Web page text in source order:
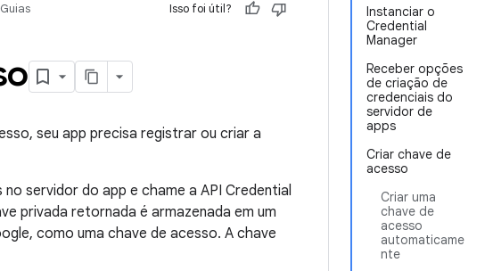
Instanciar o
Credential
Manager
Receber opções
de criação de
credenciais do
servidor de
apps
Criar chave de
acesso
Criar uma
chave de
acesso
automaticame
nte
Guias Isso foi útil?
seu app precisa registrar ou criar a
servidor do app e chame a API Credential
privada retornada é armazenada em um
como uma chave de acesso. A chave